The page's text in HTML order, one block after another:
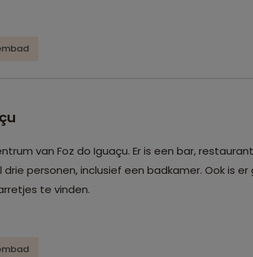
van Foz do Iguaçu. Er is een bar,
personen, inclusief een badkamer. Ook is er
te vinden.